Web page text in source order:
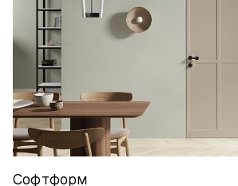
Софтформ